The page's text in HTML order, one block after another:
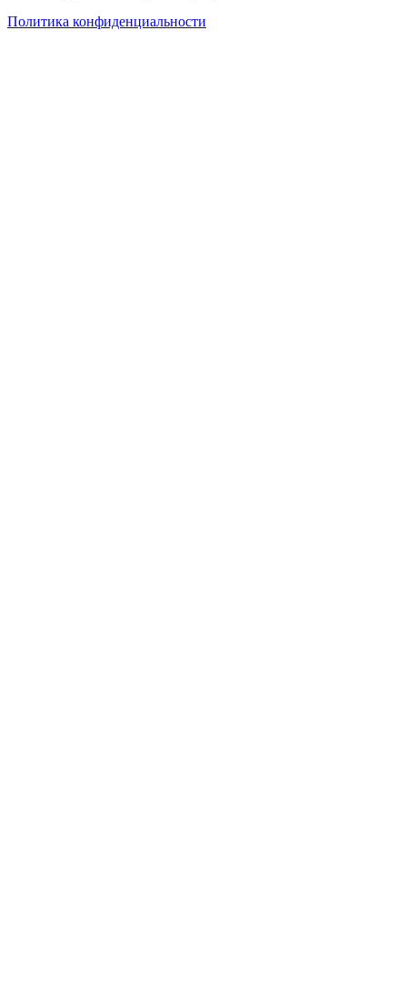
Политика конфиденциальности